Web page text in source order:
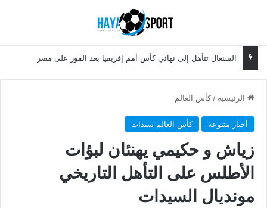
السنغال تتأهل إلى نهائي كأس أمم إفريقيا بعد الفوز على مصر
الرئيسية / كأس العالم
أخبار متنوعة كأس العالم سيدات
زياش و ‎حكيمي يهنئان لبؤات
الأطلس على التأهل التاريخي
مونديال السيدات